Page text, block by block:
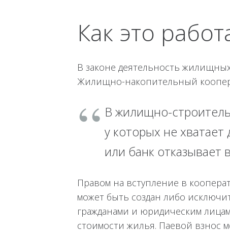
Как это
В законе деятельность
Жилищно-накопительный
В жилищно-
у которых не
или банк отказывает
Правом на вступление в
может быть создан либо
гражданами и юридическим
стоимости жилья. Паевой взнос